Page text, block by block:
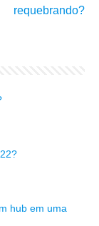
requebrando?
hub em uma